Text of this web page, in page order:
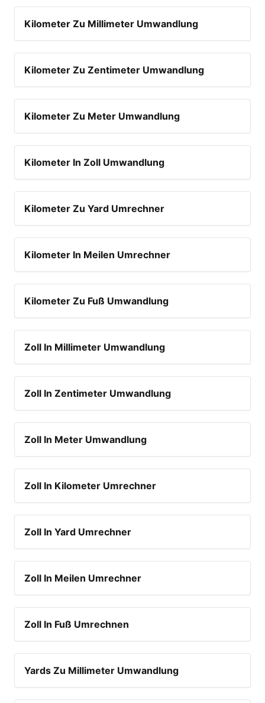
Kilometer Zu Millimeter Umwandlung
Kilometer Zu Zentimeter Umwandlung
Kilometer Zu Meter Umwandlung
Kilometer In Zoll Umwandlung
Kilometer Zu Yard Umrechner
Kilometer In Meilen Umrechner
Kilometer Zu Fuß Umwandlung
Zoll In Millimeter Umwandlung
Zoll In Zentimeter Umwandlung
Zoll In Meter Umwandlung
Zoll In Kilometer Umrechner
Zoll In Yard Umrechner
Zoll In Meilen Umrechner
Zoll In Fuß Umrechnen
Yards Zu Millimeter Umwandlung